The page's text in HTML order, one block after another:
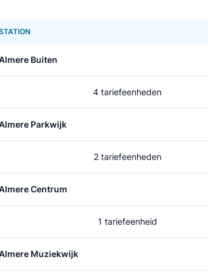
Buiten
4 tariefeenheden
Parkwijk
2 tariefeenheden
Centrum
1 tariefeenheid
Muziekwijk